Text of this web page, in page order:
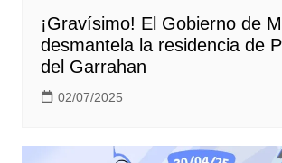
¡Gravísimo! El Gobierno de
desmantela la residencia de
del Garrahan
02/07/2025